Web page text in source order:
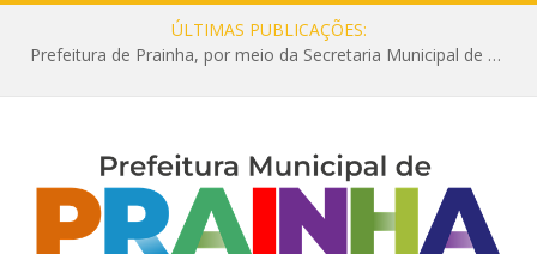
ÚLTIMAS PUBLICAÇÕES:
Prefeitura de Prainha, por meio da Secretaria Municipal de Educação, abre 354 vagas na área da Educação para 2025 com processo seletivo simplificado